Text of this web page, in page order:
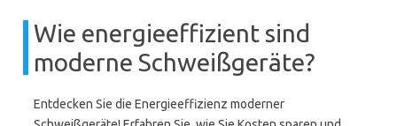
Wie energieeffizient sind
moderne Schweißgeräte?
Entdecken Sie die Energieeffizienz moderner